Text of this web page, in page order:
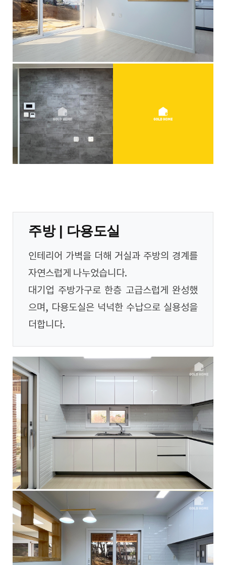
주방 | 다용도실
인테리어 가벽을 더해 거실과 주방의 경계를
자연스럽게 나누었습니다.
대기업 주방가구로 한층 고급스럽게 완성했
으며, 다용도실은 넉넉한 수납으로 실용성을
더합니다.